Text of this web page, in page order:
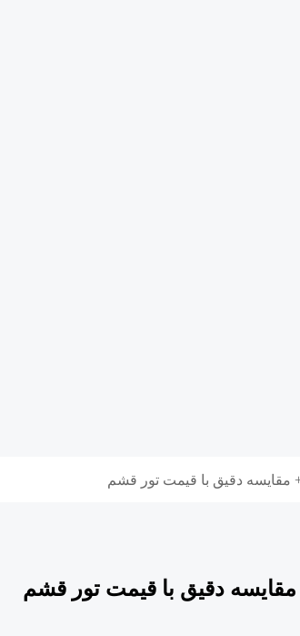
دقیق با قیمت تور قشم
دقیق با قیمت تور قشم